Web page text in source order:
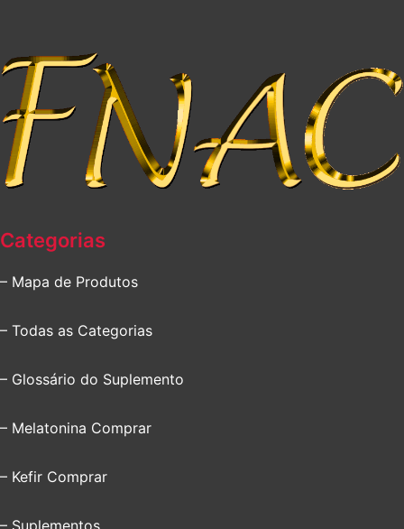
Categorias
– Mapa de Produtos
– Todas as Categorias
– Glossário do Suplemento
– Melatonina Comprar
– Kefir Comprar
– Suplementos